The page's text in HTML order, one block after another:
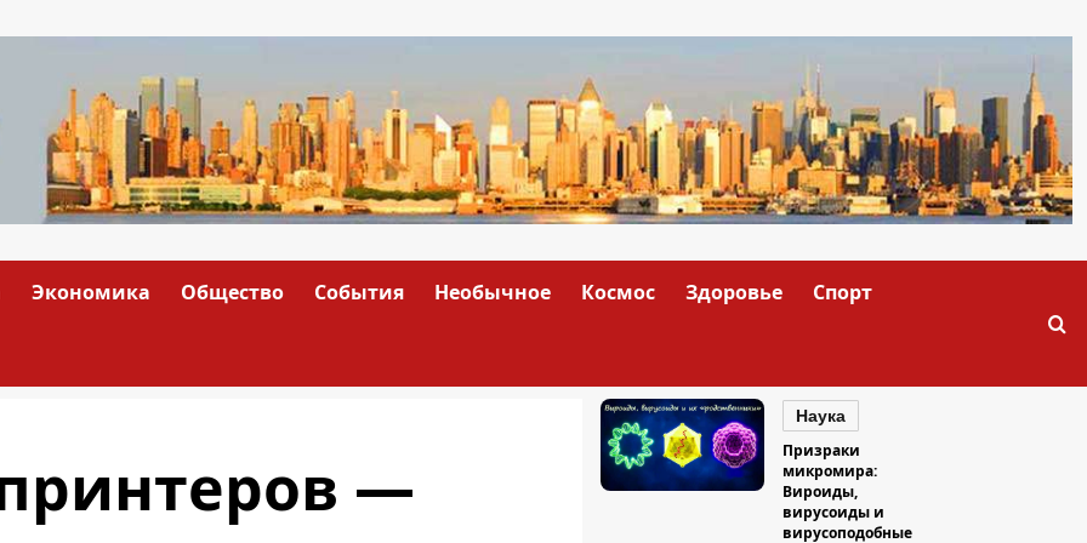
Экономика Общество События Необычное Космос Здоровье Спорт
—
Наука
Призраки
микромира:
Вироиды,
вирусоиды и
вирусоподобные